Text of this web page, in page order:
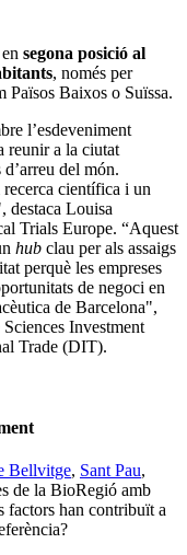
segona posició al
, només per
Països Baixos o Suïssa.
l’esdeveniment
reunir a la ciutat
del món.
científica i un
destaca Louisa
Trials Europe. “Aquest
hub clau per als assaigs
perquè les empreses
de negoci en
de Barcelona",
Investment
Trade (DIT).
Bellvitge, Sant Pau,
de la BioRegió amb
factors han contribuït a